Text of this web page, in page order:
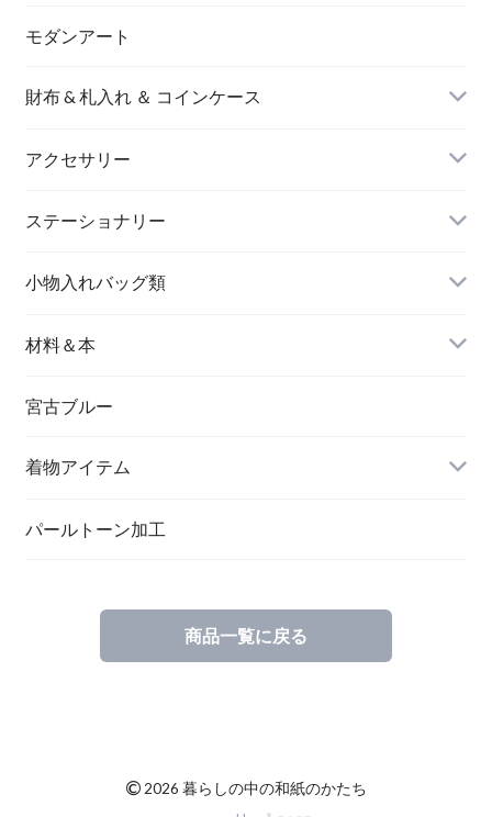
モダンアート
財布 & 札入れ ＆ コインケース
長財布
アクセサリー
イヤリング＆ピアス
バングル＆ブレスレット
ペンダント
ブローチ
ステーショナリー
名刺入れ
メッセージカード
一筆箋
小物入れバッグ類
バッグ
材料＆本
ハンドメイドキット
宮古ブルー
着物アイテム
パールトーン加工
商品一覧に戻る
© 2026 暮らしの中の和紙のかたち